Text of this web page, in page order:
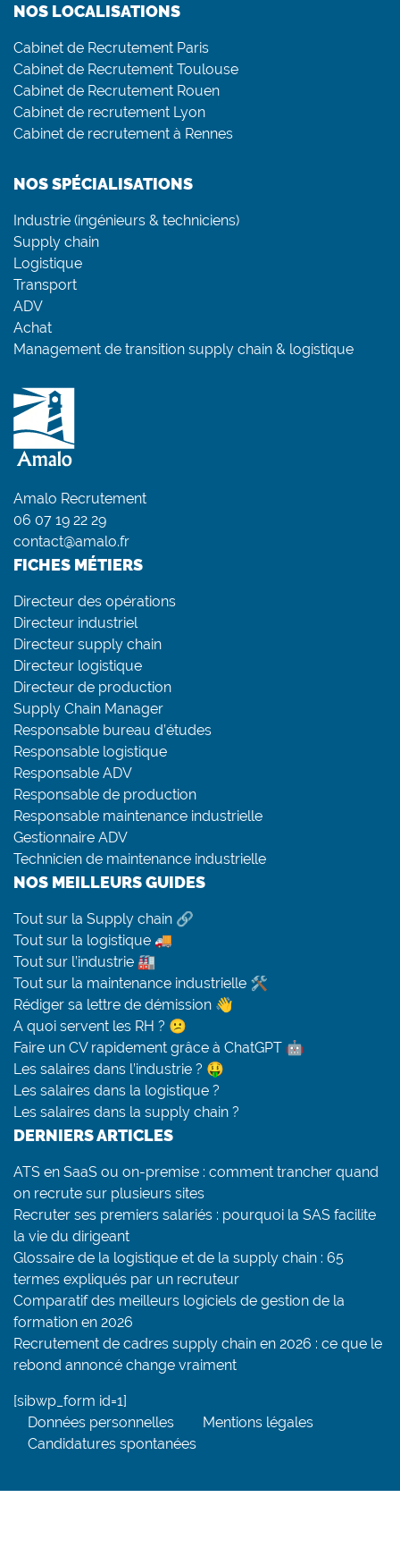
NOS LOCALISATIONS
Cabinet de Recrutement Paris
Cabinet de Recrutement Toulouse
Cabinet de Recrutement Rouen
Cabinet de recrutement Lyon
Cabinet de recrutement à Rennes
NOS SPÉCIALISATIONS
Industrie (ingénieurs & techniciens)
Supply chain
Logistique
Transport
ADV
Achat
Management de transition supply chain & logistique
Amalo Recrutement
06 07 19 22 29
contact@amalo.fr
FICHES MÉTIERS
Directeur des opérations
Directeur industriel
Directeur supply chain
Directeur logistique
Directeur de production
Supply Chain Manager
Responsable bureau d’études
Responsable logistique
Responsable ADV
Responsable de production
Responsable maintenance industrielle
Gestionnaire ADV
Technicien de maintenance industrielle
NOS MEILLEURS GUIDES
Tout sur la Supply chain 🔗
Tout sur la logistique 🚚
Tout sur l’industrie 🏭
Tout sur la maintenance industrielle 🛠
Rédiger sa lettre de démission 👋
A quoi servent les RH ? 😕
Faire un CV rapidement grâce à ChatGPT 🤖
Les salaires dans l’industrie ? 🤑
Les salaires dans la logistique ?
Les salaires dans la supply chain ?
DERNIERS ARTICLES
ATS en SaaS ou on-premise : comment trancher quand
on recrute sur plusieurs sites
Recruter ses premiers salariés : pourquoi la SAS facilite
la vie du dirigeant
Glossaire de la logistique et de la supply chain : 65
termes expliqués par un recruteur
Comparatif des meilleurs logiciels de gestion de la
formation en 2026
Recrutement de cadres supply chain en 2026 : ce que le
rebond annoncé change vraiment
[sibwp_form id=1]
Données personnelles
Mentions légales
Candidatures spontanées